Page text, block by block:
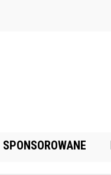
SPONSOROWANE